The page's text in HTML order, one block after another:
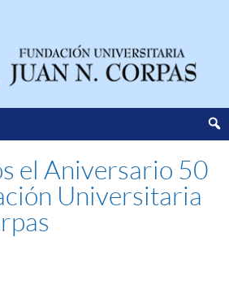
el Aniversario 50
Universitaria